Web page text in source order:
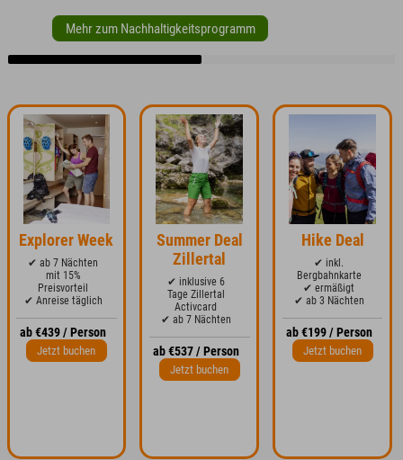
Mehr zum Nachhaltigkeitsprogramm
Explorer Week
✔ ab 7 Nächten
mit 15%
Preisvorteil
✔ Anreise täglich
ab €439 / Person
Jetzt buchen
Summer Deal
Zillertal
✔ inklusive 6
Tage Zillertal
Activcard
✔ ab 7 Nächten
ab €537 / Person
Jetzt buchen
Hike Deal
✔ inkl.
Bergbahnkarte
✔ ermäßigt
✔ ab 3 Nächten
ab €199 / Person
Jetzt buchen